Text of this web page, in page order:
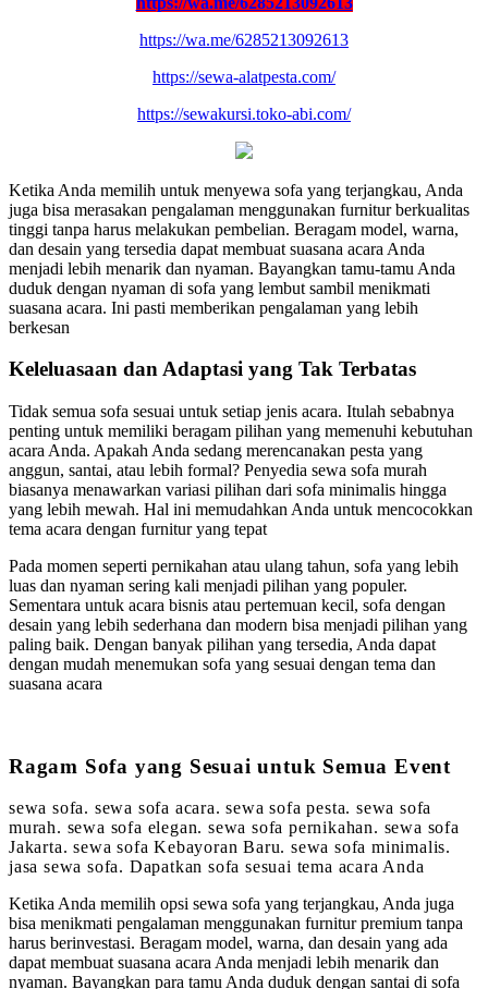
https://wa.me/6285213092613
https://sewa-alatpesta.com/
https://sewakursi.toko-abi.com/
Ketika Anda memilih untuk menyewa sofa yang terjangkau, Anda
juga bisa merasakan pengalaman menggunakan furnitur berkualitas
tinggi tanpa harus melakukan pembelian. Beragam model, warna,
dan desain yang tersedia dapat membuat suasana acara Anda
menjadi lebih menarik dan nyaman. Bayangkan tamu-tamu Anda
duduk dengan nyaman di sofa yang lembut sambil menikmati
suasana acara. Ini pasti memberikan pengalaman yang lebih
berkesan
Keleluasaan dan Adaptasi yang Tak Terbatas
Tidak semua sofa sesuai untuk setiap jenis acara. Itulah sebabnya
penting untuk memiliki beragam pilihan yang memenuhi kebutuhan
acara Anda. Apakah Anda sedang merencanakan pesta yang
anggun, santai, atau lebih formal? Penyedia sewa sofa murah
biasanya menawarkan variasi pilihan dari sofa minimalis hingga
yang lebih mewah. Hal ini memudahkan Anda untuk mencocokkan
tema acara dengan furnitur yang tepat
Pada momen seperti pernikahan atau ulang tahun, sofa yang lebih
luas dan nyaman sering kali menjadi pilihan yang populer.
Sementara untuk acara bisnis atau pertemuan kecil, sofa dengan
desain yang lebih sederhana dan modern bisa menjadi pilihan yang
paling baik. Dengan banyak pilihan yang tersedia, Anda dapat
dengan mudah menemukan sofa yang sesuai dengan tema dan
suasana acara
Ragam Sofa yang Sesuai untuk Semua Event
sewa sofa. sewa sofa acara. sewa sofa pesta. sewa sofa
murah. sewa sofa elegan. sewa sofa pernikahan. sewa sofa
Jakarta. sewa sofa Kebayoran Baru. sewa sofa minimalis.
jasa sewa sofa. Dapatkan sofa sesuai tema acara Anda
Ketika Anda memilih opsi sewa sofa yang terjangkau, Anda juga
bisa menikmati pengalaman menggunakan furnitur premium tanpa
harus berinvestasi. Beragam model, warna, dan desain yang ada
dapat membuat suasana acara Anda menjadi lebih menarik dan
nyaman. Bayangkan para tamu Anda duduk dengan santai di sofa